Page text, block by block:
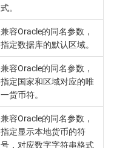
式。
兼容Oracle的同名参数，
指定数据库的默认区域。
兼容Oracle的同名参数，
指定国家和区域对应的唯
一货币符。
兼容Oracle的同名参数，
指定显示本地货币的符
号，对应数字字符串格式